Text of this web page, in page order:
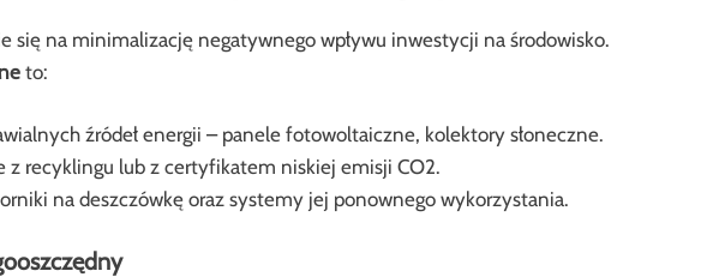
się na minimalizację negatywnego wpływu inwestycji na środowisko.
to:
źródeł energii – panele fotowoltaiczne, kolektory słoneczne.
z recyklingu lub z certyfikatem niskiej emisji CO2.
na deszczówkę oraz systemy jej ponownego wykorzystania.